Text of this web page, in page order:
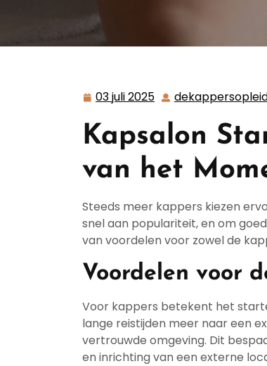
03 juli 2025 03
2025
Kapsalon
van het
Steeds meer kappers kiezen
snel aan populariteit, en om
van voordelen voor zowel de
Voordelen voor
Voor kappers betekent het
lange reistijden meer naar een
vertrouwde omgeving. Dit
en inrichting van een externe